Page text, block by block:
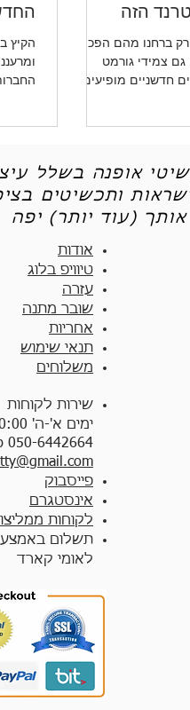
הזה
ברחנו מהם הפכו
צמידי גורמט
חדשניים מופיעים
הקיץ
אופנה בשלל
ותכשיטים
אודות
טיוויפ בלוג
עזרה
שובר מתנה
אחריות
תנאי שימוש
משלוחים
שירות לקוחות
ימים א'-ה' 10:00 - 17:00
050-6442664
פייסבוק
אינסטגרם
לקוחות
תשלום
לאומי קארד